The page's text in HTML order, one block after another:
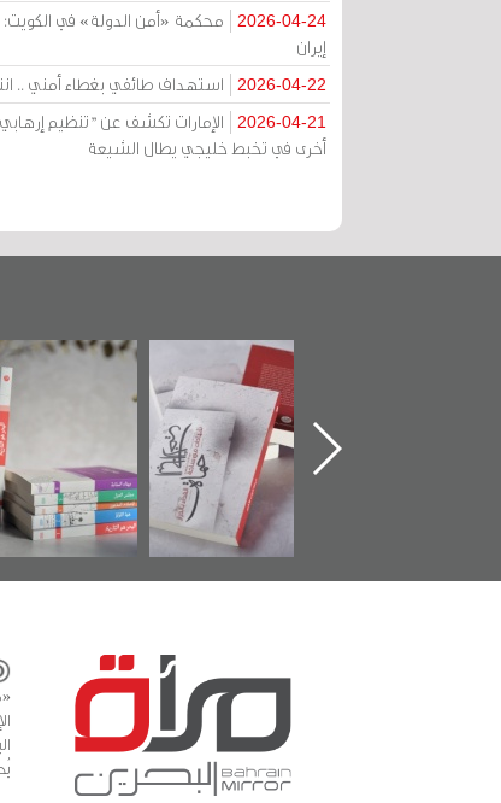
2026-04-24
إيران
2026-04-22 استهداف طائفي بغطاء أمني ..
2026-04-21
الإمارات تكشف عن "تنظيم
أخرى في تخبط خليجي يطال الشيعة
السهلاوي في ذكراه
"حماة الباب الأخير":
الإصدار الأول عن
اعتصام الدراز
وأحداث ساحة
الفداء لمركز أوال
للدراسات والتوثيق
تصنيف
للوثائق
يقدمه «مركز
كتب